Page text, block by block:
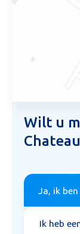
Wilt u
Ja, ik
Ik heb